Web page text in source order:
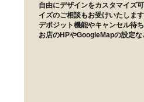
自由にデザインをカスタマイズ
イズのご相談もお受けいたします
デポジット機能やキャンセル待ち
お店のHPやGoogleMapの設定な